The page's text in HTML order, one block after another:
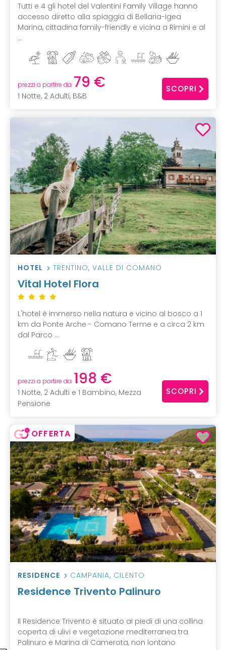
Tutti e 4 gli hotel del Valentini Family Village hanno
accesso diretto alla spiaggia di Bellaria-Igea
Marina, cittadina family-friendly e vicina a Rimini e al
...
prezzi a partire da 79 €
1 Notte, 2 Adulti, B&B
SCOPRI
HOTEL TRENTINO, VALLE DI COMANO
Vital Hotel Flora
L'hotel è immerso nella natura e vicino al bosco a 1
km da Ponte Arche - Comano Terme e a circa 2 km
dal Parco ...
prezzi a partire da 198 €
1 Notte, 2 Adulti e 1 Bambino, Mezza
Pensione
SCOPRI
OFFERTA
RESIDENCE CAMPANIA, CILENTO
Residence Trivento Palinuro
Il Residence Trivento è situato ai piedi di una collina
coperta di ulivi e vegetazione mediterranea tra
Palinuro e Marina di Camerota, non lontano